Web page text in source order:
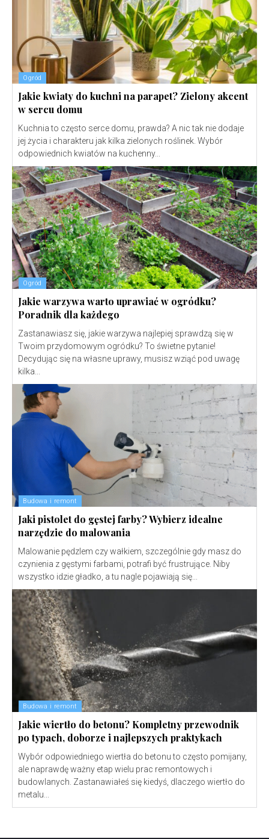
Ogród
Jakie kwiaty do kuchni na parapet? Zielony akcent
w sercu domu
Kuchnia to często serce domu, prawda? A nic tak nie dodaje
jej życia i charakteru jak kilka zielonych roślinek. Wybór
odpowiednich kwiatów na kuchenny...
Ogród
Jakie warzywa warto uprawiać w ogródku?
Poradnik dla każdego
Zastanawiasz się, jakie warzywa najlepiej sprawdzą się w
Twoim przydomowym ogródku? To świetne pytanie!
Decydując się na własne uprawy, musisz wziąć pod uwagę
kilka...
Budowa i remont
Jaki pistolet do gęstej farby? Wybierz idealne
narzędzie do malowania
Malowanie pędzlem czy wałkiem, szczególnie gdy masz do
czynienia z gęstymi farbami, potrafi być frustrujące. Niby
wszystko idzie gładko, a tu nagle pojawiają się...
Budowa i remont
Jakie wiertło do betonu? Kompletny przewodnik
po typach, doborze i najlepszych praktykach
Wybór odpowiedniego wiertła do betonu to często pomijany,
ale naprawdę ważny etap wielu prac remontowych i
budowlanych. Zastanawiałeś się kiedyś, dlaczego wiertło do
metalu...